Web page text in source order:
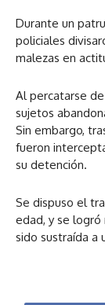
Durante un
policiales
malezas en
Al percatarse
sujetos
Sin embargo,
fueron
su detención.
Se dispuso el
edad, y se logró
sido sustraída a